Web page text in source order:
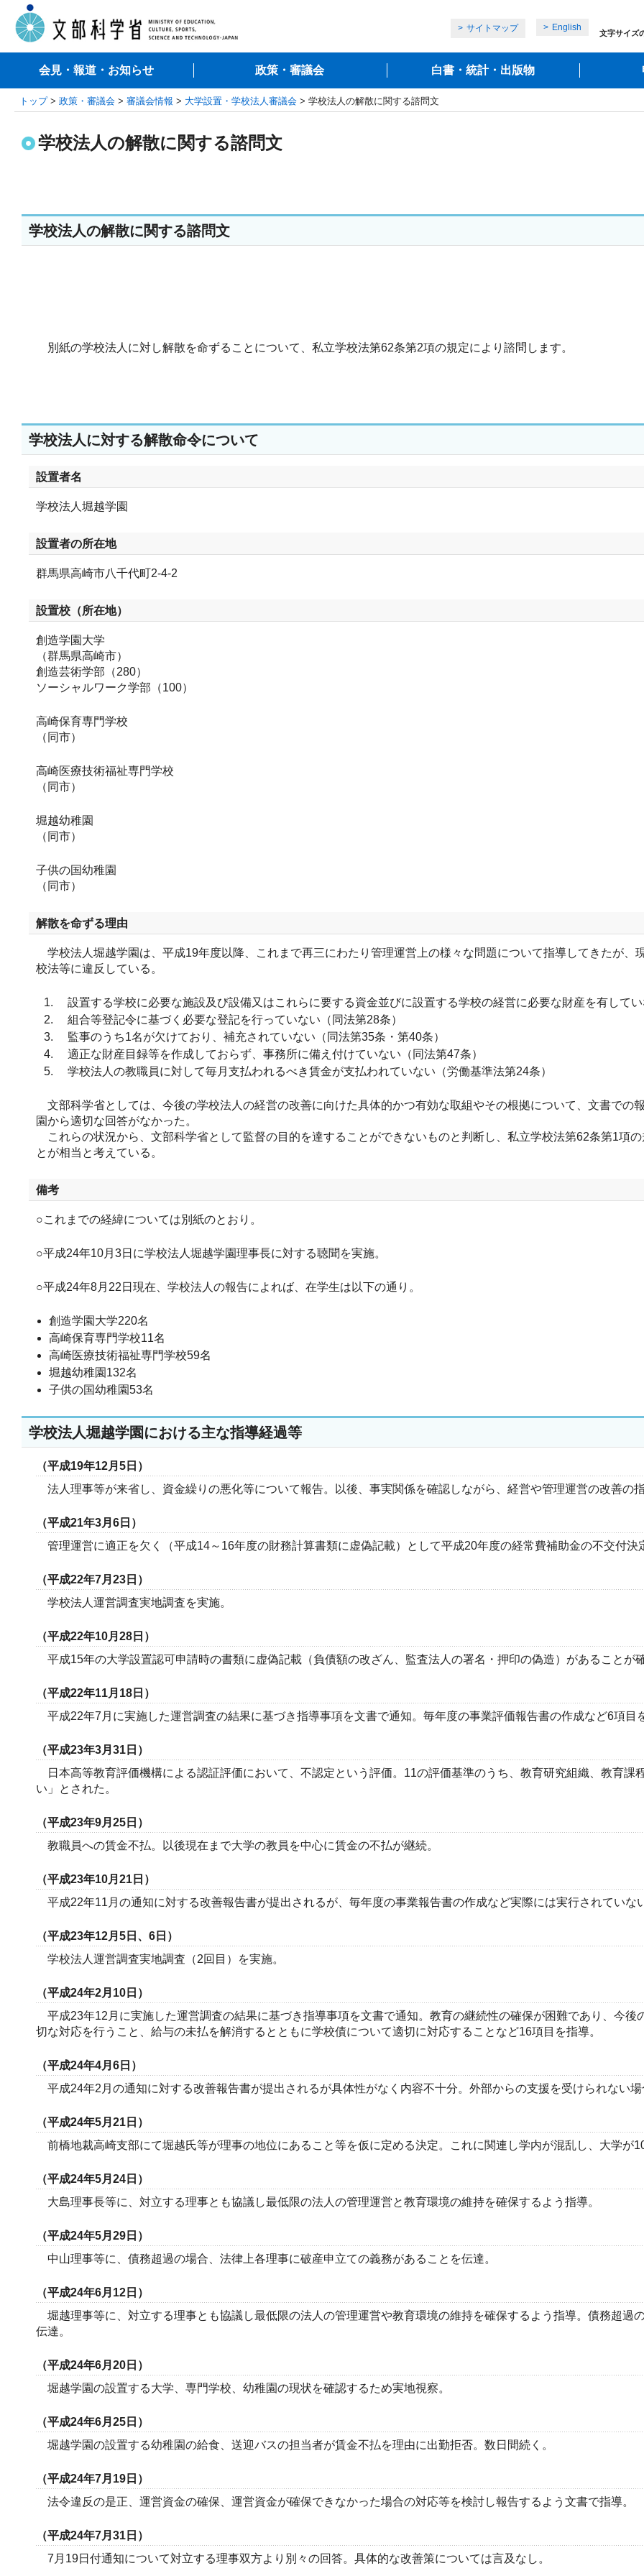
サイトマップ English
文字サイズ
会見・報道・お知らせ 政策・審議会 白書・統計・出版物
トップ> 政策・審議会 > 審議会情報 > 大学設置・学校法人審議会 > 学校法人の解散に関する諮問文
学校法人の解散に関する諮問文
学校法人の解散に関する諮問文
別紙の学校法人に対し解散を命ずることについて、私立学校法第62条第2項の規定により諮問します。
学校法人に対する解散命令について
設置者名
学校法人堀越学園
設置者の所在地
群馬県高崎市八千代町2-4-2
設置校（所在地）
創造学園大学
（群馬県高崎市）
創造芸術学部（280）
ソーシャルワーク学部（100）
高崎保育専門学校
（同市）
高崎医療技術福祉専門学校
（同市）
堀越幼稚園
（同市）
子供の国幼稚園
（同市）
解散を命ずる理由
学校法人堀越学園は、平成19年度以降、これまで再三にわたり管理運営上の様々な問題について指導してきたが、
校法等に違反している。
設置する学校に必要な施設及び設備又はこれらに要する資金並びに設置する学校の経営に必要な財産を有してい
組合等登記令に基づく必要な登記を行っていない（同法第28条）
監事のうち1名が欠けており、補充されていない（同法第35条・第40条）
適正な財産目録等を作成しておらず、事務所に備え付けていない（同法第47条）
学校法人の教職員に対して毎月支払われるべき賃金が支払われていない（労働基準法第24条）
文部科学省としては、今後の学校法人の経営の改善に向けた具体的かつ有効な取組やその根拠について、文書での
園から適切な回答がなかった。
これらの状況から、文部科学省として監督の目的を達することができないものと判断し、私立学校法第62条第1項
とが相当と考えている。
備考
○これまでの経緯については別紙のとおり。
○平成24年10月3日に学校法人堀越学園理事長に対する聴聞を実施。
○平成24年8月22日現在、学校法人の報告によれば、在学生は以下の通り。
創造学園大学220名
高崎保育専門学校11名
高崎医療技術福祉専門学校59名
堀越幼稚園132名
子供の国幼稚園53名
学校法人堀越学園における主な指導経過等
（平成19年12月5日）
法人理事等が来省し、資金繰りの悪化等について報告。以後、事実関係を確認しながら、経営や管理運営の改善の指
（平成21年3月6日）
管理運営に適正を欠く（平成14～16年度の財務計算書類に虚偽記載）として平成20年度の経常費補助金の不交付決
（平成22年7月23日）
学校法人運営調査実地調査を実施。
（平成22年10月28日）
平成15年の大学設置認可申請時の書類に虚偽記載（負債額の改ざん、監査法人の署名・押印の偽造）があることが
（平成22年11月18日）
平成22年7月に実施した運営調査の結果に基づき指導事項を文書で通知。毎年度の事業評価報告書の作成など6項目
（平成23年3月31日）
日本高等教育評価機構による認証評価において、不認定という評価。11の評価基準のうち、教育研究組織、教育課
い」とされた。
（平成23年9月25日）
教職員への賃金不払。以後現在まで大学の教員を中心に賃金の不払が継続。
（平成23年10月21日）
平成22年11月の通知に対する改善報告書が提出されるが、毎年度の事業報告書の作成など実際には実行されていな
（平成23年12月5日、6日）
学校法人運営調査実地調査（2回目）を実施。
（平成24年2月10日）
平成23年12月に実施した運営調査の結果に基づき指導事項を文書で通知。教育の継続性の確保が困難であり、今後
切な対応を行うこと、給与の未払を解消するとともに学校債について適切に対応することなど16項目を指導。
（平成24年4月6日）
平成24年2月の通知に対する改善報告書が提出されるが具体性がなく内容不十分。外部からの支援を受けられない場
（平成24年5月21日）
前橋地裁高崎支部にて堀越氏等が理事の地位にあること等を仮に定める決定。これに関連し学内が混乱し、大学が
（平成24年5月24日）
大島理事長等に、対立する理事とも協議し最低限の法人の管理運営と教育環境の維持を確保するよう指導。
（平成24年5月29日）
中山理事等に、債務超過の場合、法律上各理事に破産申立ての義務があることを伝達。
（平成24年6月12日）
堀越理事等に、対立する理事とも協議し最低限の法人の管理運営や教育環境の維持を確保するよう指導。債務超過
伝達。
（平成24年6月20日）
堀越学園の設置する大学、専門学校、幼稚園の現状を確認するため実地視察。
（平成24年6月25日）
堀越学園の設置する幼稚園の給食、送迎バスの担当者が賃金不払を理由に出勤拒否。数日間続く。
（平成24年7月19日）
法令違反の是正、運営資金の確保、運営資金が確保できなかった場合の対応等を検討し報告するよう文書で指導。
（平成24年7月31日）
7月19日付通知について対立する理事双方より別々の回答。具体的な改善策については言及なし。